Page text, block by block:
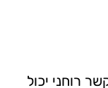
רוחני יכול